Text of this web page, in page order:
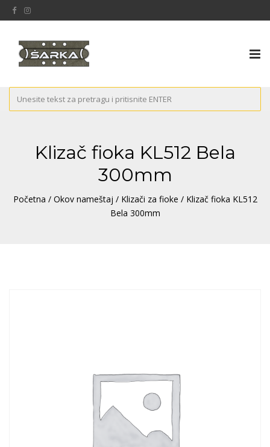
Klizač fioka KL512 Bela
300mm
Početna / Okov nameštaj / Klizači za fioke / Klizač fioka KL512
Bela 300mm